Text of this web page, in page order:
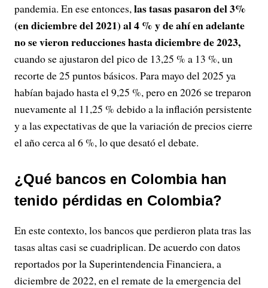
pandemia. En ese entonces,las tasas pasaron del 3%
(en diciembre del 2021) al 4 % y de ahí en adelante
no se vieron reducciones hasta diciembre de 2023,
cuando se ajustaron del pico de 13,25 % a 13 %, un
recorte de 25 puntos básicos. Para mayo del 2025 ya
habían bajado hasta el 9,25 %, pero en 2026 se treparon
nuevamente al 11,25 % debido a la inflación persistente
y a las expectativas de que la variación de precios cierre
el año cerca al 6 %, lo que desató el debate.
¿Qué bancos en Colombia han
tenido pérdidas en Colombia?
En este contexto, los bancos que perdieron plata tras las
tasas altas casi se cuadriplican. De acuerdo con datos
reportados por la Superintendencia Financiera, a
diciembre de 2022, en el remate de la emergencia del